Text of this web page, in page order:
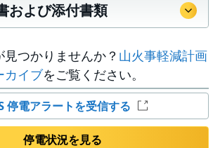
および添付書類
つかりませんか？ 山火事軽減計画
カイブをご覧ください。
停電アラートを受信する
停電状況を見る